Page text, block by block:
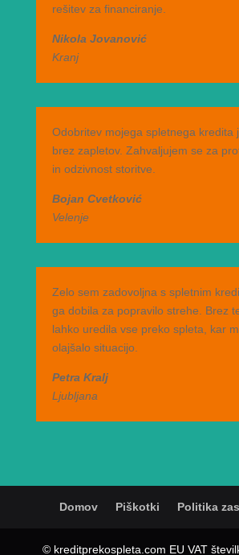
rešitev za financiranje.
Nikola Jovanović
Kranj
Odobritev mojega spletnega kredita
brez zapletov. Zahvaljujem se za
in odzivnost storitve.
Bojan Cvetković
Velenje
Zelo sem zadovoljna s spletnim
ga dobila za popravilo strehe. Brez
lahko uredila vse preko spleta, kar
olajšalo situacijo.
Petra Kralj
Ljubljana
Domov Piškotki Politika
© kreditprekospleta.com EU VAT